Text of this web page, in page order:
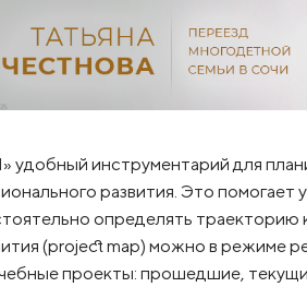
инструментарий для
развития. Это помогает
определять
(project map) можно в режиме
проекты: прошедшие,